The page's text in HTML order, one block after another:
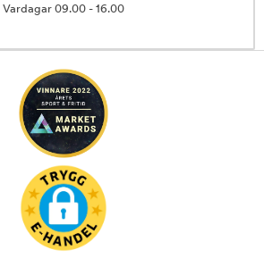
Vardagar 09.00 - 16.00